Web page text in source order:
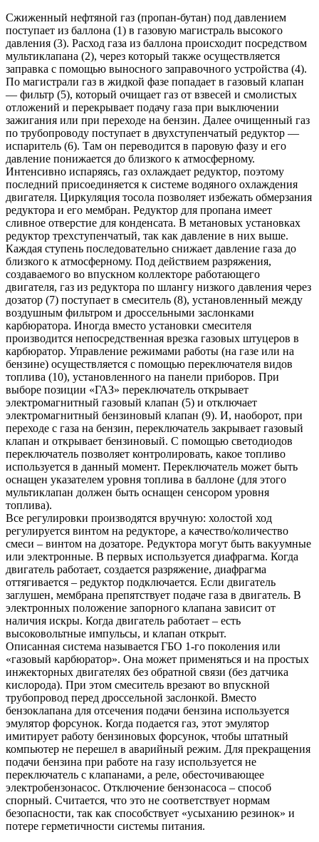
Сжиженный нефтяной газ (пропан-бутан) под давлением
поступает из баллона (1) в газовую магистраль высокого
давления (3). Расход газа из баллона происходит посредством
мультиклапана (2), через который также осуществляется
заправка с помощью выносного заправочного устройства (4).
По магистрали газ в жидкой фазе попадает в газовый клапан
— фильтр (5), который очищает газ от взвесей и смолистых
отложений и перекрывает подачу газа при выключении
зажигания или при переходе на бензин. Далее очищенный газ
по трубопроводу поступает в двухступенчатый редуктор —
испаритель (6). Там он переводится в паровую фазу и его
давление понижается до близкого к атмосферному.
Интенсивно испаряясь, газ охлаждает редуктор, поэтому
последний присоединяется к системе водяного охлаждения
двигателя. Циркуляция тосола позволяет избежать обмерзания
редуктора и его мембран. Редуктор для пропана имеет
сливное отверстие для конденсата. В метановых установках
редуктор трехступенчатый, так как давление в них выше.
Каждая ступень последовательно снижает давление газа до
близкого к атмосферному. Под действием разряжения,
создаваемого во впускном коллекторе работающего
двигателя, газ из редуктора по шлангу низкого давления через
дозатор (7) поступает в смеситель (8), установленный между
воздушным фильтром и дроссельными заслонками
карбюратора. Иногда вместо установки смесителя
производится непосредственная врезка газовых штуцеров в
карбюратор. Управление режимами работы (на газе или на
бензине) осуществляется с помощью переключателя видов
топлива (10), установленного на панели приборов. При
выборе позиции «ГАЗ» переключатель открывает
электромагнитный газовый клапан (5) и отключает
электромагнитный бензиновый клапан (9). И, наоборот, при
переходе с газа на бензин, переключатель закрывает газовый
клапан и открывает бензиновый. С помощью светодиодов
переключатель позволяет контролировать, какое топливо
используется в данный момент. Переключатель может быть
оснащен указателем уровня топлива в баллоне (для этого
мультиклапан должен быть оснащен сенсором уровня
топлива).
Все регулировки производятся вручную: холостой ход
регулируется винтом на редукторе, а качество/количество
смеси – винтом на дозаторе. Редуктора могут быть вакуумные
или электронные. В первых используется диафрагма. Когда
двигатель работает, создается разряжение, диафрагма
оттягивается – редуктор подключается. Если двигатель
заглушен, мембрана препятствует подаче газа в двигатель. В
электронных положение запорного клапана зависит от
наличия искры. Когда двигатель работает – есть
высоковольтные импульсы, и клапан открыт.
Описанная система называется ГБО 1-го поколения или
«газовый карбюратор». Она может применяться и на простых
инжекторных двигателях без обратной связи (без датчика
кислорода). При этом смеситель врезают во впускной
трубопровод перед дроссельной заслонкой. Вместо
бензоклапана для отсечения подачи бензина используется
эмулятор форсунок. Когда подается газ, этот эмулятор
имитирует работу бензиновых форсунок, чтобы штатный
компьютер не перешел в аварийный режим. Для прекращения
подачи бензина при работе на газу используется не
переключатель с клапанами, а реле, обесточивающее
электробензонасос. Отключение бензонасоса – способ
спорный. Считается, что это не соответствует нормам
безопасности, так как способствует «усыханию резинок» и
потере герметичности системы питания.